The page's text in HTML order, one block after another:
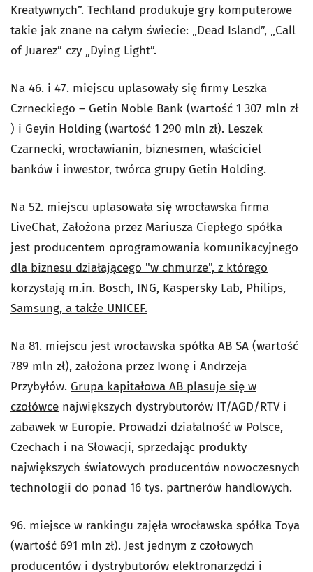
Kreatywnych”. Techland produkuje gry komputerowe
takie jak znane na całym świecie: „Dead Island”, „Call
of Juarez” czy „Dying Light”.
Na 46. i 47. miejscu uplasowały się firmy Leszka
Czrneckiego – Getin Noble Bank (wartość 1 307 mln zł
) i Geyin Holding (wartość 1 290 mln zł). Leszek
Czarnecki, wrocławianin, biznesmen, właściciel
banków i inwestor, twórca grupy Getin Holding.
Na 52. miejscu uplasowała się wrocławska firma
LiveChat, Założona przez Mariusza Ciepłego spółka
jest producentem oprogramowania komunikacyjnego
dla biznesu działającego "w chmurze", z którego
korzystają m.in. Bosch, ING, Kaspersky Lab, Philips,
Samsung, a także UNICEF.
Na 81. miejscu jest wrocławska spółka AB SA (wartość
789 mln zł), założona przez Iwonę i Andrzeja
Przybyłów. Grupa kapitałowa AB plasuje się w
czołówce największych dystrybutorów IT/AGD/RTV i
zabawek w Europie. Prowadzi działalność w Polsce,
Czechach i na Słowacji, sprzedając produkty
największych światowych producentów nowoczesnych
technologii do ponad 16 tys. partnerów handlowych.
96. miejsce w rankingu zajęła wrocławska spółka Toya
(wartość 691 mln zł). Jest jednym z czołowych
producentów i dystrybutorów elektronarzędzi i